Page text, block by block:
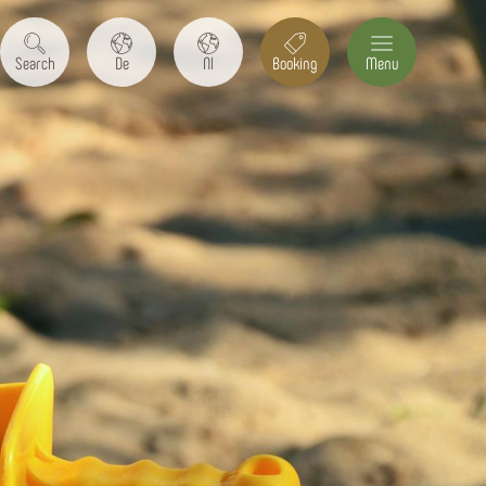
Search De Nl Booking Menu